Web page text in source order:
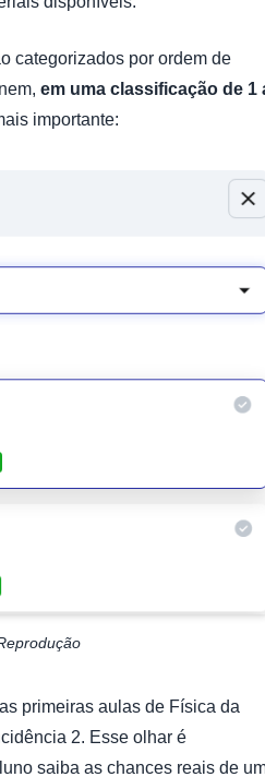
categorizados por ordem de
em uma classificação de 1
importante:
primeiras aulas de Física da
2. Esse olhar é
saiba as chances reais de